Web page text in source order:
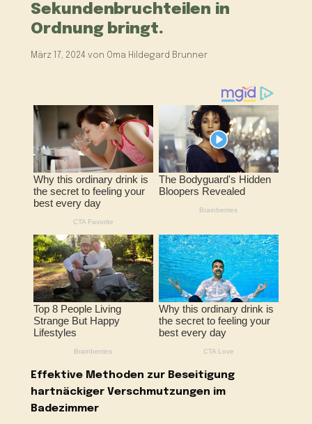
Sekundenbruchteilen in
Ordnung bringt.
März 17, 2024 von Oma Hildegard Brunner
Effektive Methoden zur Beseitigung
hartnäckiger Verschmutzungen im
Badezimmer